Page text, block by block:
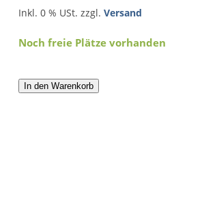
Inkl. 0 % USt. zzgl. Versand
Noch freie Plätze vorhanden
In den Warenkorb